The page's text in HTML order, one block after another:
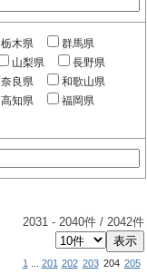
栃木県
群馬県
山梨県
長野県
奈良県
和歌山県
高知県
福岡県
2031- 2040件 / 2042件
1 201 202 203 204 205